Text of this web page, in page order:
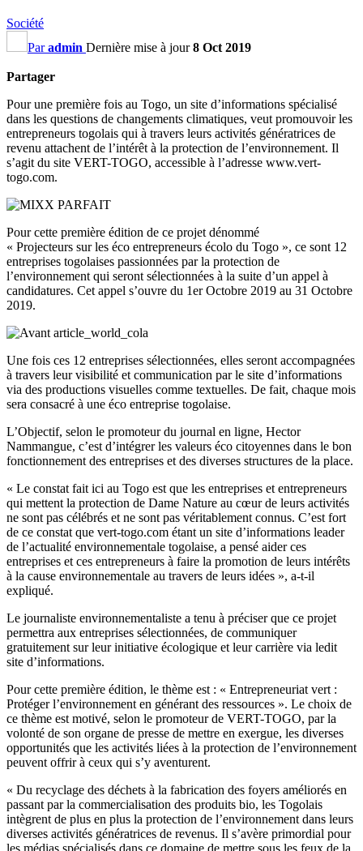
Société
Paradmin Dernière mise à jour8 Oct 2019
Partager
Pour une première fois au Togo, un site d’informations spécialisé
dans les questions de changements climatiques, veut promouvoir les
entrepreneurs togolais qui à travers leurs activités génératrices de
revenu attachent de l’intérêt à la protection de l’environnement. Il
s’agit du site VERT-TOGO, accessible à l’adresse www.vert-
togo.com.
Pour cette première édition de ce projet dénommé
« Projecteurs sur les éco entrepreneurs écolo du Togo », ce sont 12
entreprises togolaises passionnées par la protection de
l’environnement qui seront sélectionnées à la suite d’un appel à
candidatures. Cet appel s’ouvre du 1er Octobre 2019 au 31 Octobre
2019.
Une fois ces 12 entreprises sélectionnées, elles seront accompagnées
à travers leur visibilité et communication par le site d’informations
via des productions visuelles comme textuelles. De fait, chaque mois
sera consacré à une éco entreprise togolaise.
L’Objectif, selon le promoteur du journal en ligne, Hector
Nammangue, c’est d’intégrer les valeurs éco citoyennes dans le bon
fonctionnement des entreprises et des diverses structures de la place.
« Le constat fait ici au Togo est que les entreprises et entrepreneurs
qui mettent la protection de Dame Nature au cœur de leurs activités
ne sont pas célébrés et ne sont pas véritablement connus. C’est fort
de ce constat que vert-togo.com étant un site d’informations leader
de l’actualité environnementale togolaise, a pensé aider ces
entreprises et ces entrepreneurs à faire la promotion de leurs intérêts
à la cause environnementale au travers de leurs idées », a-t-il
expliqué.
Le journaliste environnementaliste a tenu à préciser que ce projet
permettra aux entreprises sélectionnées, de communiquer
gratuitement sur leur initiative écologique et leur carrière via ledit
site d’informations.
Pour cette première édition, le thème est : « Entrepreneuriat vert :
Protéger l’environnement en générant des ressources ». Le choix de
ce thème est motivé, selon le promoteur de VERT-TOGO, par la
volonté de son organe de presse de mettre en exergue, les diverses
opportunités que les activités liées à la protection de l’environnement
peuvent offrir à ceux qui s’y aventurent.
« Du recyclage des déchets à la fabrication des foyers améliorés en
passant par la commercialisation des produits bio, les Togolais
intègrent de plus en plus la protection de l’environnement dans leurs
diverses activités génératrices de revenus. Il s’avère primordial pour
les médias spécialisés dans ce domaine de mettre sous les feux de la